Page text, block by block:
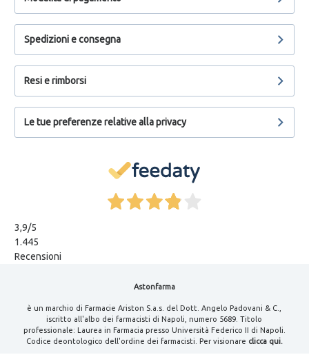
Spedizioni e consegna
Resi e rimborsi
Le tue preferenze relative alla privacy
3,9/5
1.445
Recensioni
Astonfarma
è un marchio di Farmacie Ariston S.a.s. del Dott. Angelo Padovani & C.,
iscritto all'albo dei farmacisti di Napoli, numero 5689. Titolo
professionale: Laurea in Farmacia presso Università Federico II di Napoli.
Codice deontologico dell'ordine dei farmacisti. Per visionare clicca qui.